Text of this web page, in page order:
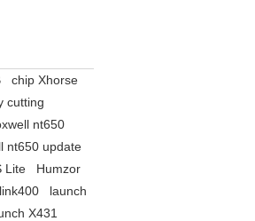
chip Xhorse
cutting
nt650
nt650 update
Lite
Humzor
launch
X431